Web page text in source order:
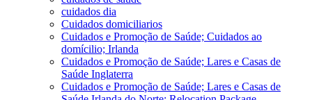
cuidados dia
Cuidados domiciliarios
Cuidados e Promoção de Saúde; Cuidados ao
domícilio; Irlanda
Cuidados e Promoção de Saúde; Lares e Casas de
Saúde Inglaterra
Cuidados e Promoção de Saúde; Lares e Casas de